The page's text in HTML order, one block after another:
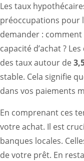
Les taux
préoccupations pour
demander :
capacité d’achat ?
des taux autour de
stable. Cela signifie
dans vos paiements
En comprenant ces
votre achat. Il est
banques locales.
de votre prêt. En